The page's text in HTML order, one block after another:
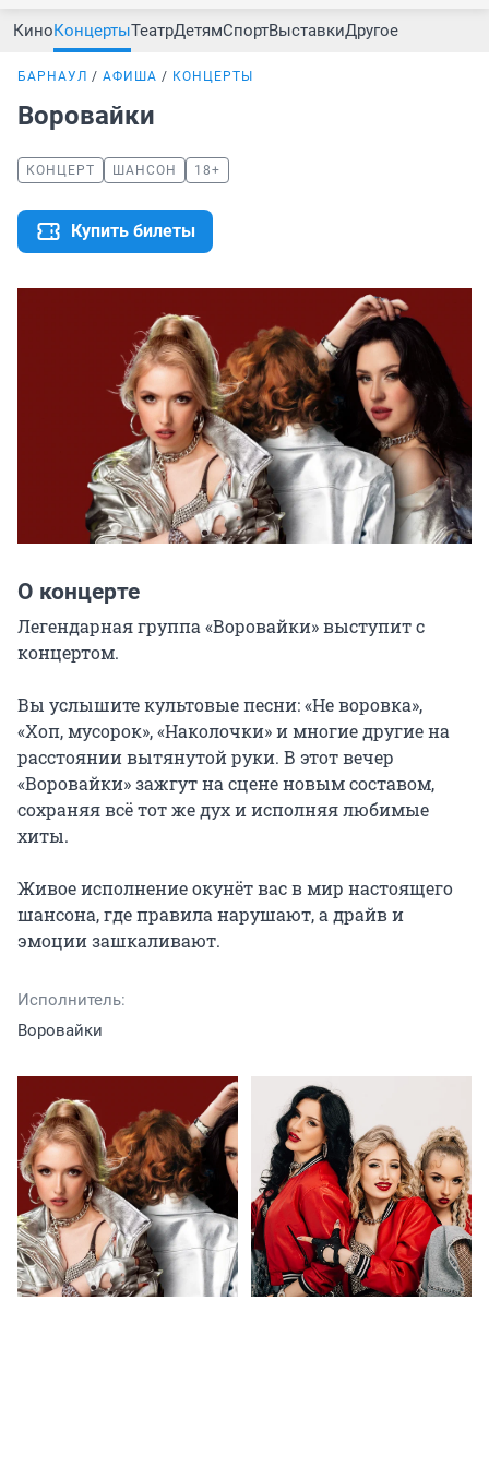
КиноКонцертыТеатрДетямСпортВыставкиДругое
БАРНАУЛ АФИША КОНЦЕРТЫ
Воровайки
КОНЦЕРТ ШАНСОН 18+
Купить билеты
О концерте
Легендарная группа «Воровайки» выступит с
концертом.
Вы услышите культовые песни: «Не воровка»,
«Хоп, мусорок», «Наколочки» и многие другие на
расстоянии вытянутой руки. В этот вечер
«Воровайки» зажгут на сцене новым составом,
сохраняя всё тот же дух и исполняя любимые
хиты.
Живое исполнение окунёт вас в мир настоящего
шансона, где правила нарушают, а драйв и
эмоции зашкаливают.
Исполнитель:
Воровайки